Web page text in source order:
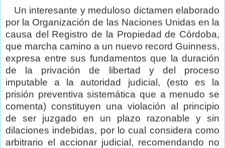
Un interesante y meduloso dictamen elaborado
por la Organización de las Naciones Unidas en la
causa del Registro de la Propiedad de Córdoba,
que marcha camino a un nuevo record Guinness,
expresa entre sus fundamentos que la duración
de la privación de libertad y del proceso
imputable a la autoridad judicial, (esto es la
prisión preventiva sistemática que a menudo se
comenta) constituyen una violación al principio
de ser juzgado en un plazo razonable y sin
dilaciones indebidas, por lo cual considera como
arbitrario el accionar judicial, recomendando no